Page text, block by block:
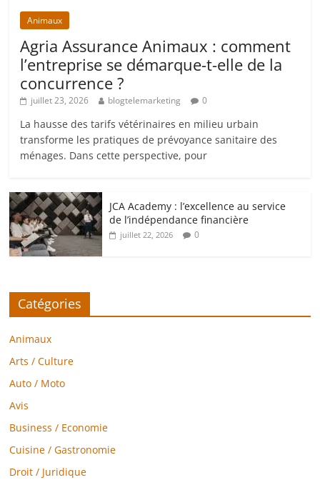
Animaux
Agria Assurance Animaux : comment
l’entreprise se démarque-t-elle de la
concurrence ?
juillet 23, 2026 blogtelemarketing 0
La hausse des tarifs vétérinaires en milieu urbain
transforme les pratiques de prévoyance sanitaire des
ménages. Dans cette perspective, pour
JCA Academy : l’excellence au service
de l’indépendance financière
juillet 22, 2026 0
Catégories
Animaux
Arts / Culture
Auto / Moto
Avis
Business / Economie
Cuisine / Gastronomie
Droit / Juridique